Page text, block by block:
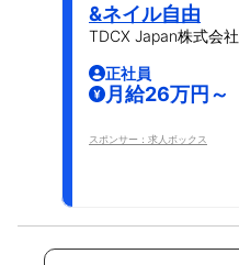
&ネイル自由
TDCX Japan株式会社
正社員
月給26万円～
スポンサー：求人ボックス